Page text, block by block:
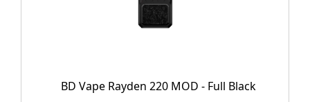
BD Vape Rayden 220 MOD - Full Black